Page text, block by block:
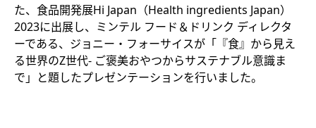
た、食品開発展Hi Japan（Health ingredients Japan）
2023に出展し、ミンテル フード＆ドリンク ディレクタ
ーである、ジョニー・フォーサイスが「『食』から見え
る世界のZ世代- ご褒美おやつからサステナブル意識ま
で」と題したプレゼンテーションを行いました。